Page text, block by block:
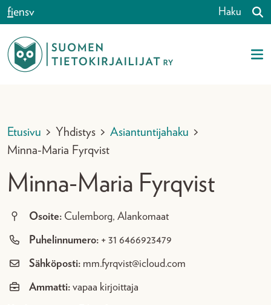
Siirry sisältöön
fiensv Haku
Etusivu > Yhdistys > Asiantuntijahaku >
Minna-Maria Fyrqvist
Minna-Maria Fyrqvist
Osoite: Culemborg, Alankomaat
Puhelinnumero: + 31 6466923479
Sähköposti: mm.fyrqvist@icloud.com
Ammatti: vapaa kirjoittaja